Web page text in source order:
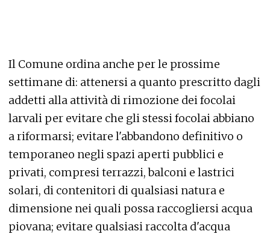
Il Comune ordina anche per le prossime
settimane di: attenersi a quanto prescritto dagli
addetti alla attività di rimozione dei focolai
larvali per evitare che gli stessi focolai abbiano
a riformarsi; evitare l'abbandono definitivo o
temporaneo negli spazi aperti pubblici e
privati, compresi terrazzi, balconi e lastrici
solari, di contenitori di qualsiasi natura e
dimensione nei quali possa raccogliersi acqua
piovana; evitare qualsiasi raccolta d'acqua